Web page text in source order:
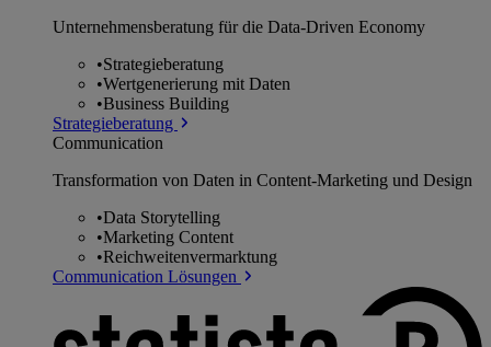
Unternehmens­beratung für die Data-Driven Economy
•Strategieberatung
•Wertgenerierung mit Daten
•Business Building
Strategieberatung
Communication
Transformation von Daten in Content-Marketing und Design
•Data Storytelling
•Marketing Content
•Reichweitenvermarktung
Communication Lösungen